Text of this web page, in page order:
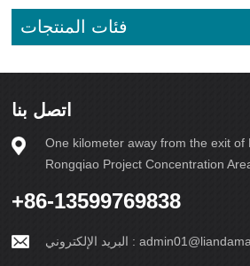
فئات المنتجات
اتصل بنا
One kilometer away from the exit of
Rongqiao Project Concentration
+86-13599769838
البريد الإلكتروني :